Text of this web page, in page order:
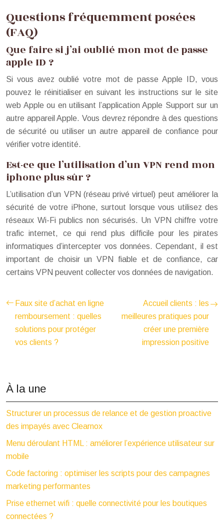
Questions fréquemment posées
(FAQ)
Que faire si j’ai oublié mon mot de passe
apple ID ?
Si vous avez oublié votre mot de passe Apple ID, vous
pouvez le réinitialiser en suivant les instructions sur le site
web Apple ou en utilisant l’application Apple Support sur un
autre appareil Apple. Vous devrez répondre à des questions
de sécurité ou utiliser un autre appareil de confiance pour
vérifier votre identité.
Est-ce que l’utilisation d’un VPN rend mon
iphone plus sûr ?
L’utilisation d’un VPN (réseau privé virtuel) peut améliorer la
sécurité de votre iPhone, surtout lorsque vous utilisez des
réseaux Wi-Fi publics non sécurisés. Un VPN chiffre votre
trafic internet, ce qui rend plus difficile pour les pirates
informatiques d’intercepter vos données. Cependant, il est
important de choisir un VPN fiable et de confiance, car
certains VPN peuvent collecter vos données de navigation.
Faux site d’achat en ligne
remboursement : quelles
solutions pour protéger
vos clients ?
Accueil clients : les
meilleures pratiques pour
créer une première
impression positive
À la une
Structurer un processus de relance et de gestion proactive
des impayés avec Clearnox
Menu déroulant HTML : améliorer l’expérience utilisateur sur
mobile
Code factoring : optimiser les scripts pour des campagnes
marketing performantes
Prise ethernet wifi : quelle connectivité pour les boutiques
connectées ?